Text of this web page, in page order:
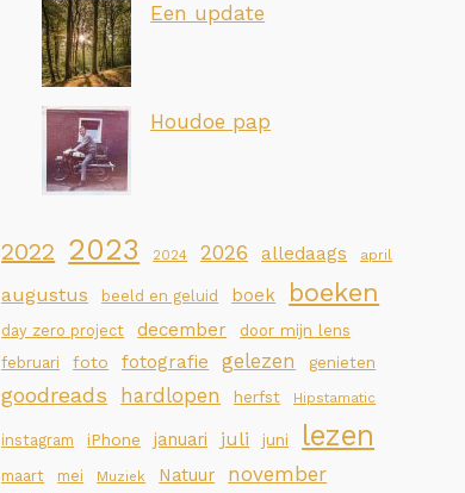
Een update
Houdoe pap
2022 2023 2024 2026 alledaags april
augustus beeld en geluid boek boeken
day zero project december
door mijn lens
februari
foto fotografie gelezen genieten
goodreads hardlopen herfst Hipstamatic
instagram iPhone januari juli juni lezen
maart mei Muziek Natuur
november